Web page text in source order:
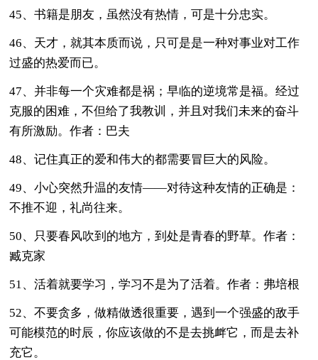
45、书籍是朋友，虽然没有热情，可是十分忠实。
46、天才，就其本质而说，只可是是一种对事业对工作
过盛的热爱而已。
47、并非每一个灾难都是祸；早临的逆境常是福。经过
克服的困难，不但给了我教训，并且对我们未来的奋斗
有所激励。作者：巴夫
48、记住真正的爱和伟大的都需要冒巨大的风险。
49、小心突然升温的友情——对待这种友情的正确是：
不推不迎，礼尚往来。
50、只要春风吹到的地方，到处是青春的野草。作者：
臧克家
51、活着就要学习，学习不是为了活着。作者：弗培根
52、不要贪多，做精做透很重要，遇到一个强盛的敌手
可能模范的时辰，你应该做的不是去挑衅它，而是去补
充它。